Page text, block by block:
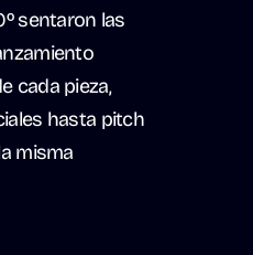
sentaron las
cada pieza,
hasta pitch
misma